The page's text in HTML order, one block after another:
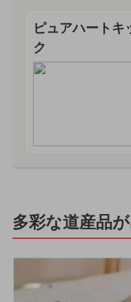
ピュアハートキ
ク
多彩な道産品